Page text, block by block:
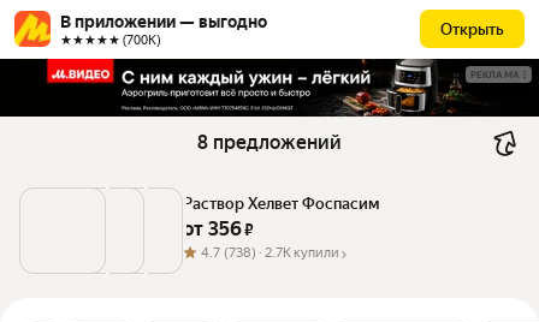
В приложении — выгодно
★★★★★ (700К)
Открыть
РЕКЛАМА
8 предложений
Раствор Хелвет Фоспасим
от 356 ₽
4.7 (738) · 2.7K купили